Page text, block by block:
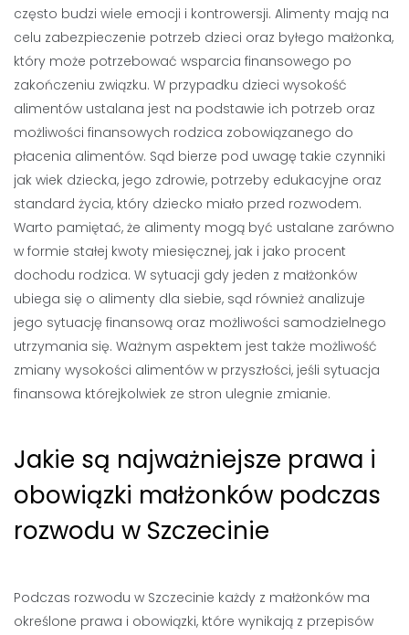
często budzi wiele emocji i kontrowersji. Alimenty mają na
celu zabezpieczenie potrzeb dzieci oraz byłego małżonka,
który może potrzebować wsparcia finansowego po
zakończeniu związku. W przypadku dzieci wysokość
alimentów ustalana jest na podstawie ich potrzeb oraz
możliwości finansowych rodzica zobowiązanego do
płacenia alimentów. Sąd bierze pod uwagę takie czynniki
jak wiek dziecka, jego zdrowie, potrzeby edukacyjne oraz
standard życia, który dziecko miało przed rozwodem.
Warto pamiętać, że alimenty mogą być ustalane zarówno
w formie stałej kwoty miesięcznej, jak i jako procent
dochodu rodzica. W sytuacji gdy jeden z małżonków
ubiega się o alimenty dla siebie, sąd również analizuje
jego sytuację finansową oraz możliwości samodzielnego
utrzymania się. Ważnym aspektem jest także możliwość
zmiany wysokości alimentów w przyszłości, jeśli sytuacja
finansowa którejkolwiek ze stron ulegnie zmianie.
Jakie są najważniejsze prawa i
obowiązki małżonków podczas
rozwodu w Szczecinie
Podczas rozwodu w Szczecinie każdy z małżonków ma
określone prawa i obowiązki, które wynikają z przepisów